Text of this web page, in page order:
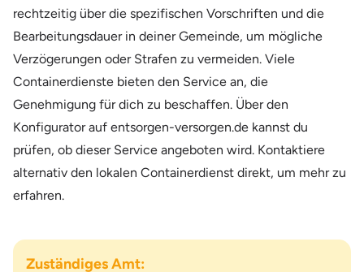
rechtzeitig über die spezifischen Vorschriften und die
Bearbeitungsdauer in deiner Gemeinde, um mögliche
Verzögerungen oder Strafen zu vermeiden. Viele
Containerdienste bieten den Service an, die
Genehmigung für dich zu beschaffen. Über den
Konfigurator auf entsorgen-versorgen.de kannst du
prüfen, ob dieser Service angeboten wird. Kontaktiere
alternativ den lokalen Containerdienst direkt, um mehr zu
erfahren.
Zuständiges Amt: